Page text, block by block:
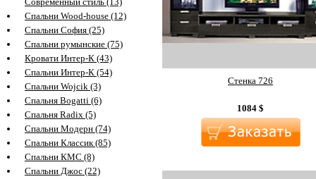
Спальни Wood-house (12)
Спальни София (25)
Спальни румынские (75)
Кровати Интер-К (43)
Спальни Интер-К (54)
Спальни Wojcik (3)
Спальня Bogatti (6)
Спальня Radix (5)
Спальни Модерн (74)
Спальни Классик (85)
Спальни КМС (8)
Спальни Джос (22)
Стенка 726
1084 $